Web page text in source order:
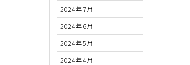
2024年7月
2024年6月
2024年5月
2024年4月